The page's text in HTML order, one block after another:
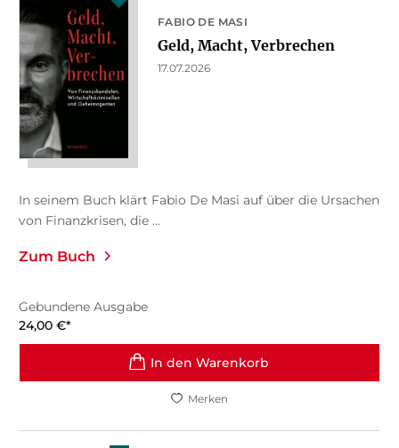
FABIO DE MASI
Geld, Macht, Verbrechen
17.07.2026
In seinem Buch klärt Fabio De Masi auf über die Ursachen
von Finanzkrisen, die ...
Zum Buch
Gebundene Ausgabe
24,00 €*
In den Warenkorb
Merken